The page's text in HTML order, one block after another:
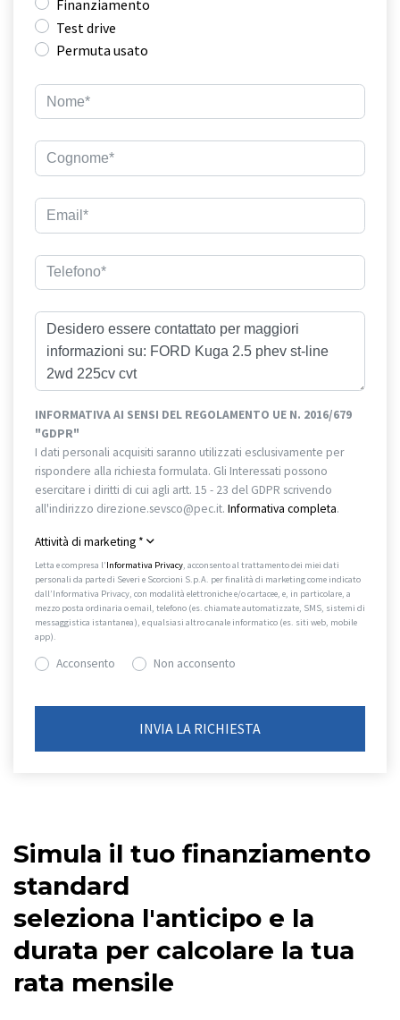
Finanziamento
Test drive
Permuta usato
INFORMATIVA AI SENSI DEL REGOLAMENTO UE N. 2016/679
"GDPR"
I dati personali acquisiti saranno utilizzati esclusivamente per
rispondere alla richiesta formulata. Gli Interessati possono
esercitare i diritti di cui agli artt. 15 - 23 del GDPR scrivendo
all'indirizzo direzione.sevsco@pec.it. Informativa completa.
Attività di marketing *
Letta e compresa l’Informativa Privacy, acconsento al trattamento dei miei dati
personali da parte di Severi e Scorcioni S.p.A. per finalità di marketing come indicato
dall’Informativa Privacy, con modalità elettroniche e/o cartacee, e, in particolare, a
mezzo posta ordinaria o email, telefono (es. chiamate automatizzate, SMS, sistemi di
messaggistica istantanea), e qualsiasi altro canale informatico (es. siti web, mobile
app).
Acconsento Non acconsento
Simula il tuo finanziamento
standard
seleziona l'anticipo e la
durata per calcolare la tua
rata mensile